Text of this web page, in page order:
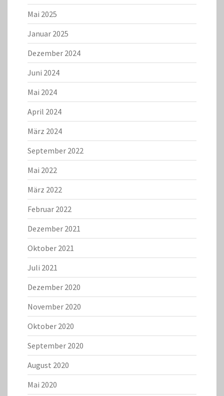
Mai 2025
Januar 2025
Dezember 2024
Juni 2024
Mai 2024
April 2024
März 2024
September 2022
Mai 2022
März 2022
Februar 2022
Dezember 2021
Oktober 2021
Juli 2021
Dezember 2020
November 2020
Oktober 2020
September 2020
August 2020
Mai 2020